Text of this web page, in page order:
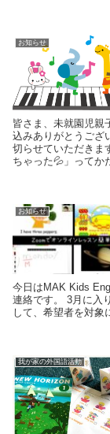
お知らせ
皆さま、未就園児親
込みありがとうござ
切らせていただきま
ちゃった💦」ってか
お知らせ
今日はMAK Kids
連絡です。 3月に入
して、希望者を対象
我が家の外国語活動